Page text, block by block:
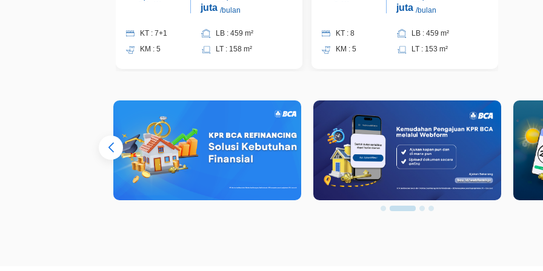
juta /bulan
KT : 7+1
KM : 5
LB : 459 m²
LT : 158 m²
juta /bulan
KT : 8
KM : 5
LB : 459 m²
LT : 153 m²